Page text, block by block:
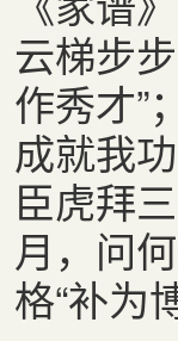
云梯步
作秀才”
成就我
臣虎拜
月，问
格“补为